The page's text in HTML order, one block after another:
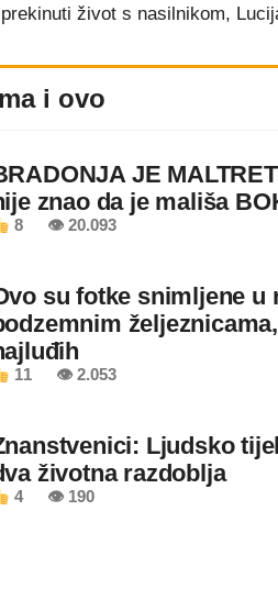
život s nasilnikom,
i ovo
JE
znao da je mališa
8 👁 20.093
su fotke snimljene u
11 👁 2.053
Ljudsko
životna razdoblja
4 👁 190